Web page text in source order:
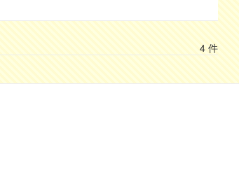
4 件